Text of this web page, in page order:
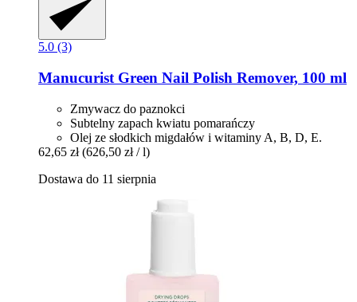
5.0 (3)
Manucurist Green Nail Polish Remover, 100 ml
Zmywacz do paznokci
Subtelny zapach kwiatu pomarańczy
Olej ze słodkich migdałów i witaminy A, B, D, E.
62,65 zł (626,50 zł / l)
Dostawa do 11 sierpnia